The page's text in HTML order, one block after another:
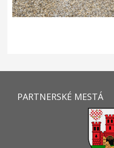
PARTNERSKÉ MESTÁ